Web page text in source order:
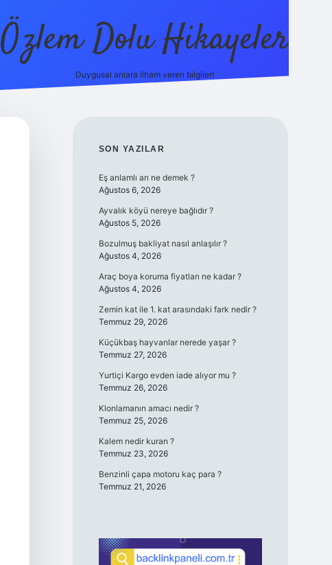
Özlem Dolu Hikayeler
Duygusal anlara ilham veren bilgiler!
SIDEBAR
SON YAZILAR
Eş anlamlı arı ne demek ?
Ağustos 6, 2026
Ayvalık köyü nereye bağlıdır ?
Ağustos 5, 2026
Bozulmuş bakliyat nasıl anlaşılır ?
Ağustos 4, 2026
Araç boya koruma fiyatları ne kadar ?
Ağustos 4, 2026
Zemin kat ile 1. kat arasındaki fark nedir ?
Temmuz 29, 2026
Küçükbaş hayvanlar nerede yaşar ?
Temmuz 27, 2026
Yurtiçi Kargo evden iade alıyor mu ?
Temmuz 26, 2026
Klonlamanın amacı nedir ?
Temmuz 25, 2026
Kalem nedir kuran ?
Temmuz 23, 2026
Benzinli çapa motoru kaç para ?
Temmuz 21, 2026